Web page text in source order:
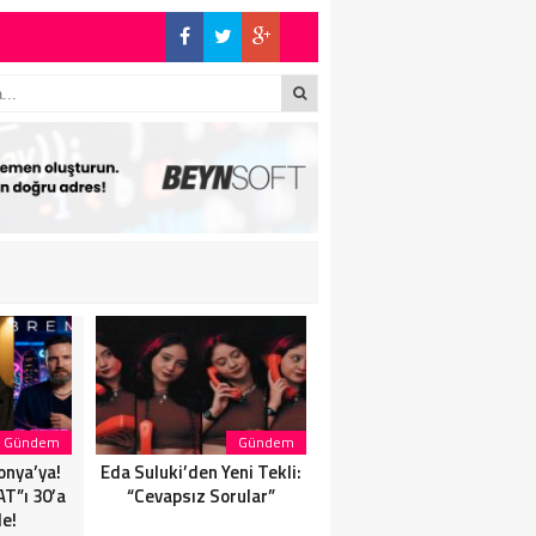
Gündem
30’a
Gündem
Eda Suluki’den Yeni Tekli:
“Cevapsız Sorular”